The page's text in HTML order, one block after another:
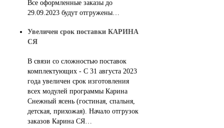
Все оформленные заказы до
29.09.2023 будут отгружены…
Увеличен срок поставки КАРИНА
СЯ
В связи со сложностью поставок
комплектующих - С 31 августа 2023
года увеличен срок изготовления
всех модулей программы Карина
Снежный ясень (гостиная, спальня,
детская, прихожая). Начало отгрузок
заказов Карина СЯ…